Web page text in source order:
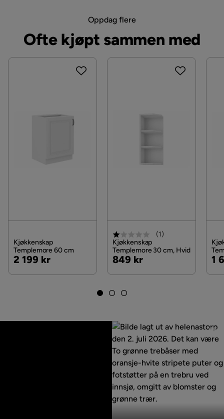
Oppdag flere
Ofte kjøpt sammen med
Kjøkkenskap
Templemore 60 cm
Pris
2 199 kr
(1)
Kjøkkenskap
Templemore 30 cm, Hvid
Pris
849 kr 1